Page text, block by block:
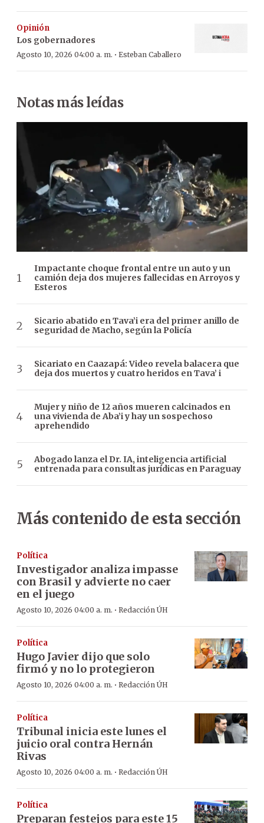
Opinión
Los gobernadores
Agosto 10, 2026 04:00 a. m. · Esteban Caballero
Notas más leídas
Impactante choque frontal entre un auto y un
camión deja dos mujeres fallecidas en Arroyos y
Esteros
Sicario abatido en Tava’i era del primer anillo de
seguridad de Macho, según la Policía
Sicariato en Caazapá: Video revela balacera que
deja dos muertos y cuatro heridos en Tava’ i
Mujer y niño de 12 años mueren calcinados en
una vivienda de Aba’i y hay un sospechoso
aprehendido
Abogado lanza el Dr. IA, inteligencia artificial
entrenada para consultas jurídicas en Paraguay
Más contenido de esta sección
Política
Investigador analiza impasse
con Brasil y advierte no caer
en el juego
Agosto 10, 2026 04:00 a. m. · Redacción ÚH
Política
Hugo Javier dijo que solo
firmó y no lo protegieron
Agosto 10, 2026 04:00 a. m. · Redacción ÚH
Política
Tribunal inicia este lunes el
juicio oral contra Hernán
Rivas
Agosto 10, 2026 04:00 a. m. · Redacción ÚH
Política
Preparan festejos para este 15